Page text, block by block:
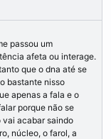
passou um
afeta ou interage.
que o dna até se
bastante nisso
apenas a fala e o
porque não se
vai acabar saindo
núcleo, o farol, a